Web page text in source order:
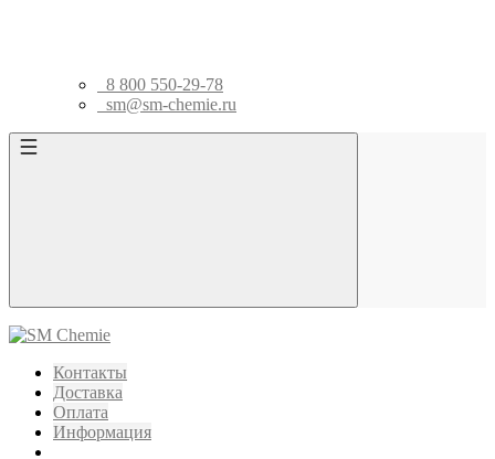
8 800 550-29-78
sm@sm-chemie.ru
Контакты
Доставка
Оплата
Информация